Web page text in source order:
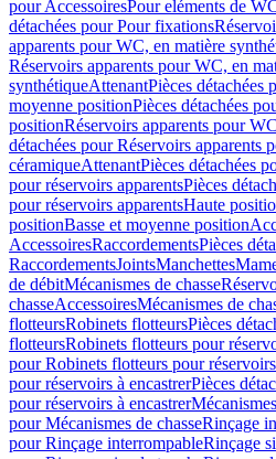
pour AccessoiresPour eléments de
détachées pour Pour fixations
apparents pour WC, en matière
Réservoirs apparents pour WC, en
synthétiqueAttenantPièces détachées
moyenne positionPièces détachées
positionRéservoirs apparents pour
détachées pour Réservoirs apparents
céramiqueAttenantPièces détachées
pour réservoirs apparentsPièces
pour réservoirs apparentsHaute
positionBasse et moyenne position
AccessoiresRaccordementsPièces
RaccordementsJointsManchettes
de débitMécanismes de chasse
chasseAccessoiresMécanismes de
flotteursRobinets flotteursPièces
flotteursRobinets flotteurs pour
pour Robinets flotteurs pour
pour réservoirs à encastrerPièces
pour réservoirs à encastrer
pour Mécanismes de chasseRinçage
pour Rinçage interrompableRinçage